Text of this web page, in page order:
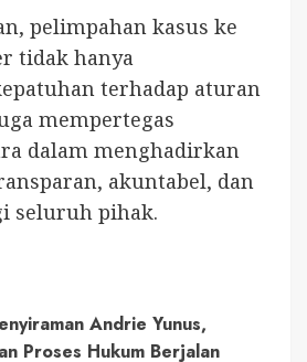
pelimpahan kasus ke
tidak hanya
terhadap aturan
mempertegas
dalam menghadirkan
akuntabel, dan
seluruh pihak.
Andrie Yunus,
Proses Hukum Berjalan